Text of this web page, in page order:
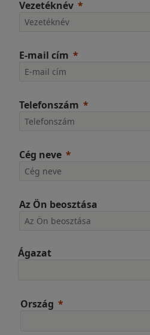
Vezetéknév
E-mail cím
Telefonszám
Cég neve
Az Ön beosztása
Ágazat
Ország